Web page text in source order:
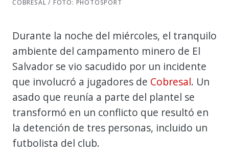
COBRESAL / FOTO: PHOTOSPORT
Durante la noche del miércoles, el tranquilo
ambiente del campamento minero de El
Salvador se vio sacudido por un incidente
que involucró a jugadores de Cobresal. Un
asado que reunía a parte del plantel se
transformó en un conflicto que resultó en
la detención de tres personas, incluido un
futbolista del club.